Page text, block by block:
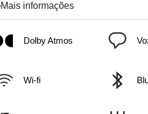
Mais informações
Dolby Atmos
Wi-fi